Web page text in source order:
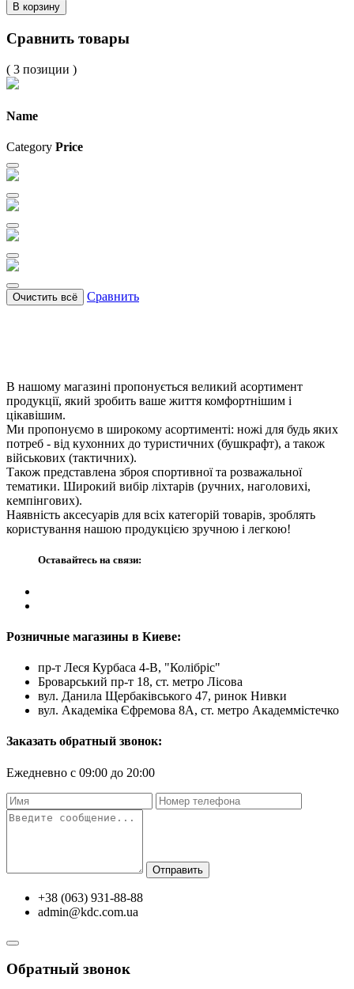
В корзину
Сравнить товары
( 3 позиции )
Name
Category Price
Очистить всё Сравнить
В нашому магазині пропонується великий асортимент
продукції, який зробить ваше життя комфортнішим і
цікавішим.
Ми пропонуємо в широкому асортименті: ножі для будь яких
потреб - від кухонних до туристичних (бушкрафт), а також
військових (тактичних).
Також представлена зброя спортивної та розважальної
тематики. Широкий вибір ліхтарів (ручних, наголовихі,
кемпінгових).
Наявність аксесуарів для всіх категорій товарів, зроблять
користування нашою продукцією зручною і легкою!
Оставайтесь на связи:
Розничные магазины в Киеве:
пр-т Леся Курбаса 4-В, "Колібріс"
Броварський пр-т 18, ст. метро Лісова
вул. Данила Щербаківського 47, ринок Нивки
вул. Академіка Єфремова 8А, ст. метро Академмістечко
Заказать обратный звонок:
Ежедневно с 09:00 до 20:00
Отправить
+38 (063) 931-88-88
admin@kdc.com.ua
Обратный звонок